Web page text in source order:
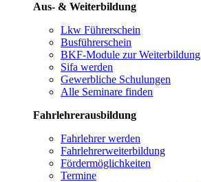
Aus- & Weiterbildung
Lkw Führerschein
Busführerschein
BKF-Module zur Weiterbildung
Sifa werden
Gewerbliche Schulungen
Alle Seminare finden
Fahrlehrerausbildung
Fahrlehrer werden
Fahrlehrerweiterbildung
Fördermöglichkeiten
Termine